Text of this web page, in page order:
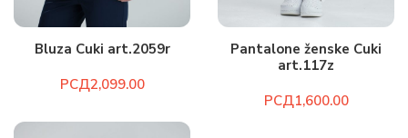
Bluza Cuki art.2059r
РСД
Pantalone ženske Cuki
art.117z
РСД